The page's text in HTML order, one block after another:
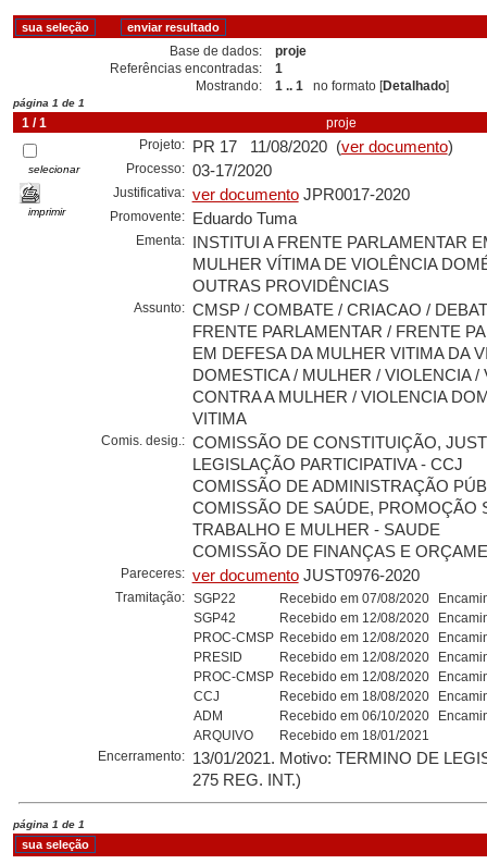
Base de dados:
proje
Referências encontradas:
1
Mostrando:
1 .. 1 no formato [Detalhado]
página 1 de 1
1 / 1 proje
selecionar
imprimir
Projeto: PR 17 11/08/2020 (ver documento)
Processo: 03-17/2020
Justificativa: ver documentoJPR0017-2020
Promovente: Eduardo Tuma
Ementa:
INSTITUI A FRENTE PARLAMENTAR
MULHER VÍTIMA DE VIOLÊNCIA
OUTRAS PROVIDÊNCIAS
Assunto: CMSP / COMBATE / CRIACAO /
FRENTE PARLAMENTAR / FRENTE
EM DEFESA DA MULHER VITIMA DA
DOMESTICA / MULHER / VIOLENCIA /
CONTRA A MULHER / VIOLENCIA
VITIMA
Comis. desig.: COMISSÃO DE CONSTITUIÇÃO,
LEGISLAÇÃO PARTICIPATIVA - CCJ
COMISSÃO DE ADMINISTRAÇÃO
COMISSÃO DE SAÚDE, PROMOÇÃO
TRABALHO E MULHER - SAUDE
COMISSÃO DE FINANÇAS E
Pareceres: ver documentoJUST0976-2020
Tramitação: SGP22 Recebido em 07/08/2020
SGP42
Recebido em 12/08/2020
PROC-CMSP Recebido em 12/08/2020
PRESID
Recebido em 12/08/2020
PROC-CMSP Recebido em 12/08/2020
CCJ
Recebido em 18/08/2020
ADM
Recebido em 06/10/2020
ARQUIVO
Recebido em 18/01/2021
Encerramento:
13/01/2021. Motivo: TERMINO DE
275 REG. INT.)
página 1 de 1